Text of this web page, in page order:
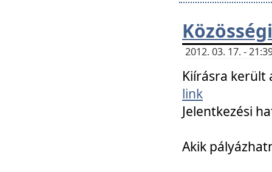
2012. 03. 17. -
Kiírásra került
link
Jelentkezési
Akik